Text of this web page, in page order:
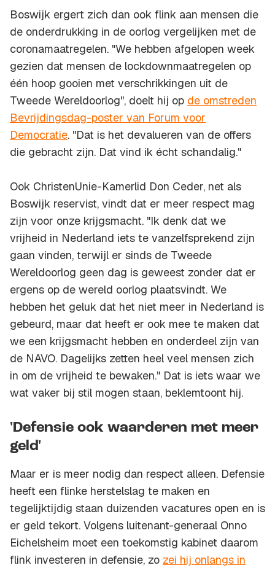
Boswijk ergert zich dan ook flink aan mensen die
de onderdrukking in de oorlog vergelijken met de
coronamaatregelen. "We hebben afgelopen week
gezien dat mensen de lockdownmaatregelen op
één hoop gooien met verschrikkingen uit de
Tweede Wereldoorlog", doelt hij op de omstreden
Bevrijdingsdag-poster van Forum voor
Democratie. "Dat is het devalueren van de offers
die gebracht zijn. Dat vind ik écht schandalig."
Ook ChristenUnie-Kamerlid Don Ceder, net als
Boswijk reservist, vindt dat er meer respect mag
zijn voor onze krijgsmacht. "Ik denk dat we
vrijheid in Nederland iets te vanzelfsprekend zijn
gaan vinden, terwijl er sinds de Tweede
Wereldoorlog geen dag is geweest zonder dat er
ergens op de wereld oorlog plaatsvindt. We
hebben het geluk dat het niet meer in Nederland is
gebeurd, maar dat heeft er ook mee te maken dat
we een krijgsmacht hebben en onderdeel zijn van
de NAVO. Dagelijks zetten heel veel mensen zich
in om de vrijheid te bewaken." Dat is iets waar we
wat vaker bij stil mogen staan, beklemtoont hij.
'Defensie ook waarderen met meer
geld'
Maar er is meer nodig dan respect alleen. Defensie
heeft een flinke herstelslag te maken en
tegelijktijdig staan duizenden vacatures open en is
er geld tekort. Volgens luitenant-generaal Onno
Eichelsheim moet een toekomstig kabinet daarom
flink investeren in defensie, zo zei hij onlangs in